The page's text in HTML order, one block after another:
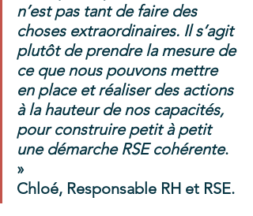
n’est pas tant de faire des
choses extraordinaires. Il s’agit
plutôt de prendre la mesure de
ce que nous pouvons mettre
en place et réaliser des actions
à la hauteur de nos capacités,
pour construire petit à petit
une démarche RSE cohérente.
»
Chloé, Responsable RH et RSE.